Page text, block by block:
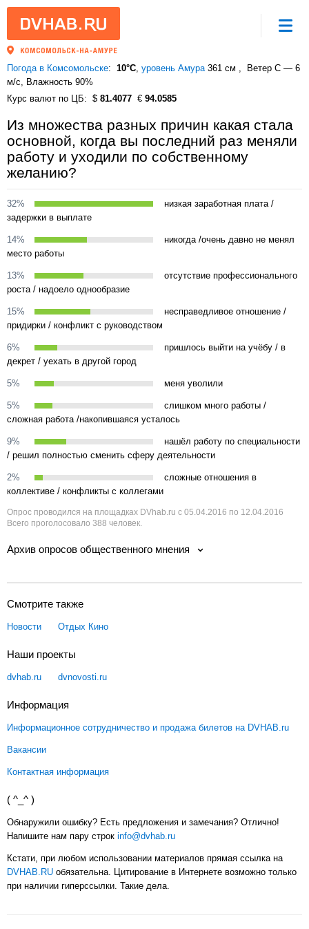
Погода в Комсомольске 10°C, уровень Амура361 см
Ветер С — 6
м/с, Влажность 90%
Курс валют по ЦБ
81.4077 94.0585
Из множества разных причин какая стала
основной, когда вы последний раз меняли
работу и уходили по собственному
желанию?
32%
низкая заработная плата /
задержки в выплате
14%
никогда /очень давно не менял
место работы
13%
отсутствие профессионального
роста / надоело однообразие
15%
несправедливое отношение /
придирки / конфликт с руководством
6%
пришлось выйти на учёбу / в
декрет / уехать в другой город
5% меня уволили
5%
слишком много работы /
сложная работа /накопившаяся усталось
9%
нашёл работу по специальности
/ решил полностью сменить сферу деятельности
2%
сложные отношения в
коллективе / конфликты с коллегами
Опрос проводился на площадках DVhab.ru с 05.04.2016 по 12.04.2016
Всего проголосовало 388 человек.
Архив опросов общественного мнения
Смотрите также
Новости Отдых Кино
Наши проекты
dvhab.ru dvnovosti.ru
Информация
Информационное сотрудничество и продажа билетов на DVHAB.ru
Вакансии
Контактная информация
( ^_^ )
Обнаружили ошибку? Есть предложения и замечания? Отлично!
Напишите нам пару строк info@dvhab.ru
Кстати, при любом использовании материалов прямая ссылка на
DVHAB.RU обязательна. Цитирование в Интернете возможно только
при наличии гиперссылки. Такие дела.